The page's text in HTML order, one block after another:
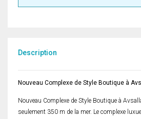
Description
Nouveau Complexe de Style Boutique à
Nouveau Complexe de Style Boutique à
seulement 350 m de la mer. Le complexe